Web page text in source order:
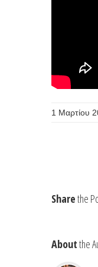
1 Μαρτίου
Sharethe
Aboutthe